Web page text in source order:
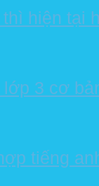
hiện tại
3 cơ
tiếng